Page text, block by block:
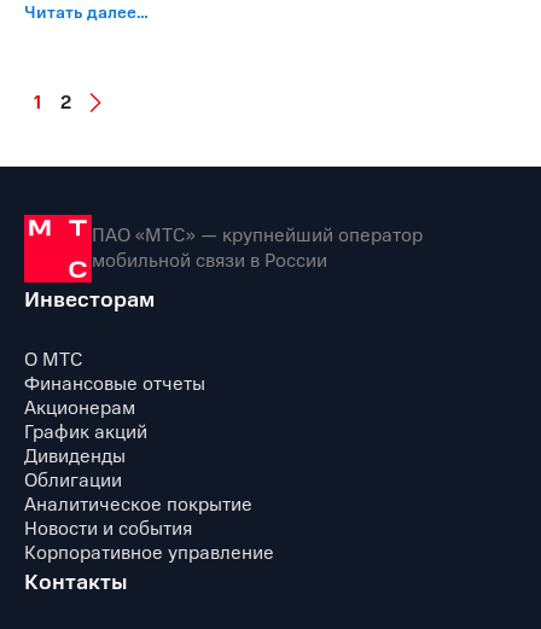
Читать далее…
1 2
ПАО «МТС» — крупнейший оператор
мобильной связи в России
Инвесторам
О МТС
Финансовые отчеты
Акционерам
График акций
Дивиденды
Облигации
Аналитическое покрытие
Новости и события
Корпоративное управление
Контакты